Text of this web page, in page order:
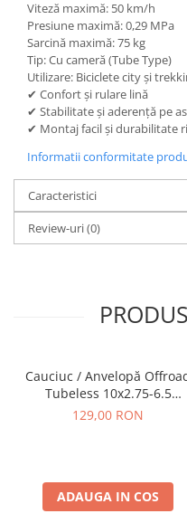
Viteză maximă: 50 km/h
Presiune maximă: 0,29 MPa
Sarcină maximă: 75 kg
Tip: Cu cameră (Tube Type)
Utilizare: Biciclete city și
✔ Confort și rulare lină
✔ Stabilitate și aderență pe
✔ Montaj facil și durabilitate
Informatii conformitate
Caracteristici
Review-uri(0)
Cauciuc / Anvelopă
Tubeless 10x2.75-6.5
KuKirin G2/G2 Master 2025
129,00 RON
ADAUGA IN COS